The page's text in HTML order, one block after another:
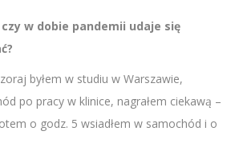
w dobie pandemii udaje się
byłem w studiu w Warszawie,
po pracy w klinice, nagrałem ciekawą –
o godz. 5 wsiadłem w samochód i o